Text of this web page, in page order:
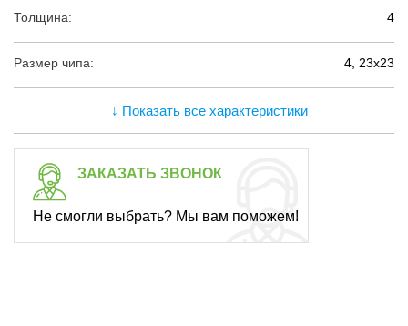
Толщина: 4
Размер чипа: 4, 23х23
↓ Показать все характеристики
ЗАКАЗАТЬ ЗВОНОК
Не смогли выбрать? Мы вам поможем!